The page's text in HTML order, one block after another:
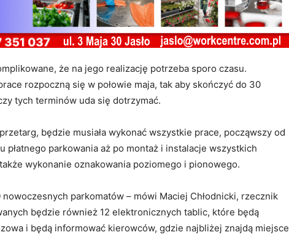
że na jego realizację potrzeba sporo czasu.
rozpoczną się w połowie maja, tak aby skończyć do 30
tych terminów uda się dotrzymać.
będzie musiała wykonać wszystkie prace, począwszy od
płatnego parkowania aż po montaż i instalacje wszystkich
wykonanie oznakowania poziomego i pionowego.
parkomatów – mówi Maciej Chłodnicki, rzecznik
będzie również 12 elektronicznych tablic, które będą
i będą informować kierowców, gdzie najbliżej znajdą miejsce